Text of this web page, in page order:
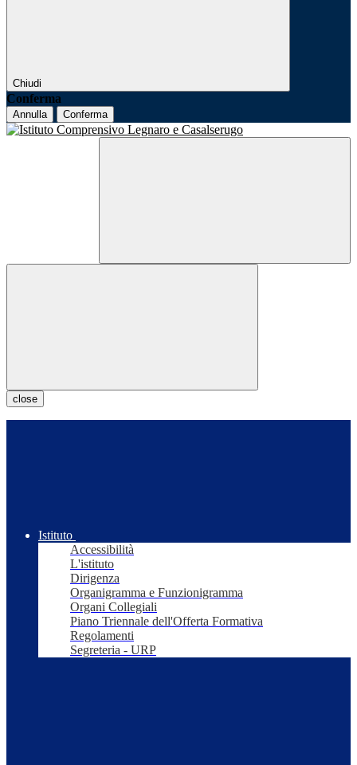
Chiudi
Conferma
Annulla Conferma
close
Istituto
Accessibilità
L'istituto
Dirigenza
Organigramma e Funzionigramma
Organi Collegiali
Piano Triennale dell'Offerta Formativa
Regolamenti
Segreteria - URP